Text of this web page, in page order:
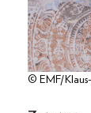
© EMF/